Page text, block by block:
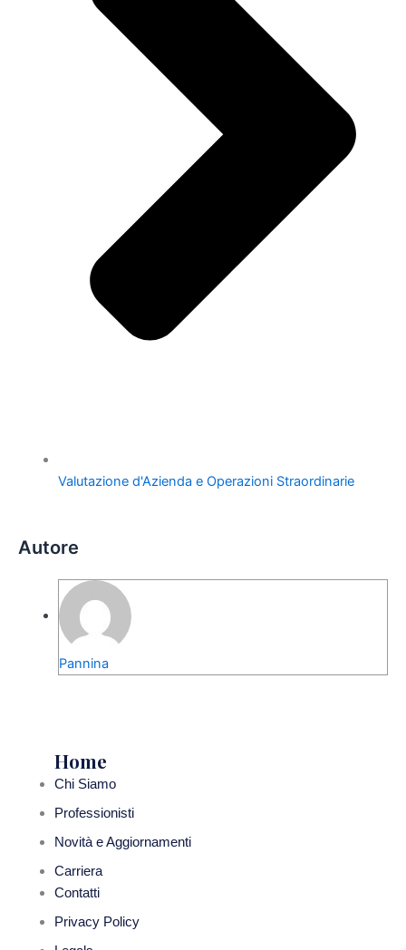
Valutazione d'Azienda e Operazioni Straordinarie
Autore
Pannina
Home
Chi Siamo
Professionisti
Novità e Aggiornamenti
Carriera
Contatti
Privacy Policy